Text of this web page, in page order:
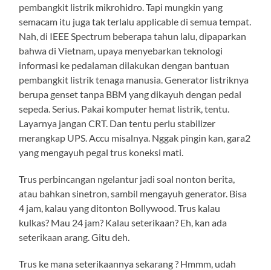
pembangkit listrik mikrohidro. Tapi mungkin yang
semacam itu juga tak terlalu applicable di semua tempat.
Nah, di IEEE Spectrum beberapa tahun lalu, dipaparkan
bahwa di Vietnam, upaya menyebarkan teknologi
informasi ke pedalaman dilakukan dengan bantuan
pembangkit listrik tenaga manusia. Generator listriknya
berupa genset tanpa BBM yang dikayuh dengan pedal
sepeda. Serius. Pakai komputer hemat listrik, tentu.
Layarnya jangan CRT. Dan tentu perlu stabilizer
merangkap UPS. Accu misalnya. Nggak pingin kan, gara2
yang mengayuh pegal trus koneksi mati.
Trus perbincangan ngelantur jadi soal nonton berita,
atau bahkan sinetron, sambil mengayuh generator. Bisa
4 jam, kalau yang ditonton Bollywood. Trus kalau
kulkas? Mau 24 jam? Kalau seterikaan? Eh, kan ada
seterikaan arang. Gitu deh.
Trus ke mana seterikaannya sekarang ? Hmmm, udah